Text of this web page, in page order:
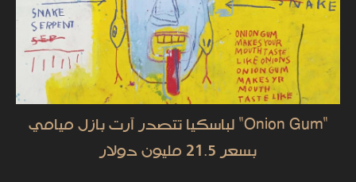
"Onion Gum" لباسكيا تتصدر آرت بازل ميامي
بسعر 21.5 مليون دولار